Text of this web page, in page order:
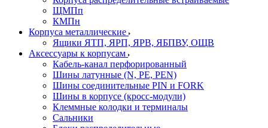
ЩМПп
КМПн
Корпуса металлические
Ящики ЯТП, ЯРП, ЯРВ, ЯБПВУ, ОЩВ
Аксессуары к корпусам
Кабель-канал перфорированный
Шины латунные (N, PE, PEN)
Шины соединительные PIN и FORK
Шины в корпусе (кросс-модули)
Клеммные колодки и терминалы
Сальники